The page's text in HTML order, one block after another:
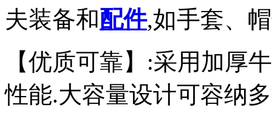
夫装备和配件,如手套、
【优质可靠】:采用加厚
性能.大容量设计可容纳